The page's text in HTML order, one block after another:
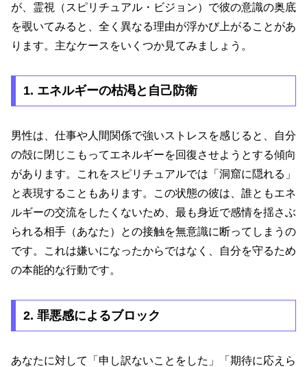
が、霊視（スピリチュアル・ビジョン）で彼の意識の奥底
を覗いてみると、全く異なる理由が浮かび上がることがあ
ります。主なケースをいくつか見てみましょう。
1. エネルギーの枯渇と自己防衛
男性は、仕事や人間関係で強いストレスを感じると、自分
の殻に閉じこもってエネルギーを回復させようとする傾向
があります。これをスピリチュアルでは「洞窟に隠れる」
と表現することもあります。この状態の彼は、誰ともエネ
ルギーの交流をしたくないため、最も身近で感情を揺さぶ
られる相手（あなた）との接触を無意識に断ってしまうの
です。これは嫌いになったからではなく、自分を守るため
の本能的な行動です。
2. 罪悪感によるブロック
あなたに対して「申し訳ないことをした」「期待に応えら